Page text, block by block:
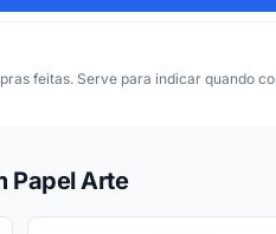
feitas. Serve para indicar quando
Papel Arte